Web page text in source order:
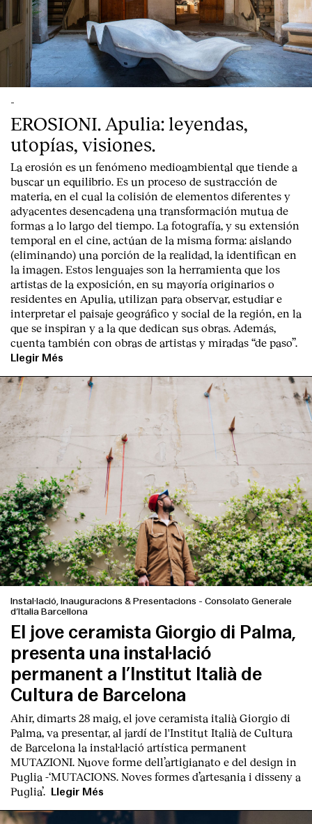
-
EROSIONI. Apulia: leyendas,
utopías, visiones.
La erosión es un fenómeno medioambiental que tiende a
buscar un equilibrio. Es un proceso de sustracción de
materia, en el cual la colisión de elementos diferentes y
adyacentes desencadena una transformación mutua de
formas a lo largo del tiempo. La fotografía, y su extensión
temporal en el cine, actúan de la misma forma: aislando
(eliminando) una porción de la realidad, la identifican en
la imagen. Estos lenguajes son la herramienta que los
artistas de la exposición, en su mayoría originarios o
residentes en Apulia, utilizan para observar, estudiar e
interpretar el paisaje geográfico y social de la región, en la
que se inspiran y a la que dedican sus obras. Además,
cuenta también con obras de artistas y miradas “de paso”.
Llegir Més
Instal·lació, Inauguracions & Presentacions - Consolato Generale
d’Italia Barcellona
El jove ceramista Giorgio di Palma,
presenta una instal·lació
permanent a l’Institut Italià de
Cultura de Barcelona
Ahir, dimarts 28 maig, el jove ceramista italià Giorgio di
Palma , va presentar, al jardí de l'Institut Italià de Cultura
de Barcelona la instal·lació artística permanent
MUTAZIONI. Nuove forme dell’artigianato e del design in
Puglia -‘MUTACIONS. Noves formes d’artesania i disseny a
Puglia’.
Llegir Més